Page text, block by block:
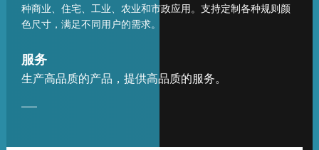
种商业、住宅、工业、农业和市政应用。支持定制各种规则颜
色尺寸，满足不同用户的需求。
服务
生产高品质的产品，提供高品质的服务。